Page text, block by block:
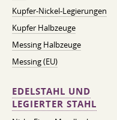
Kupfer-Nickel-Legierungen
Kupfer Halbzeuge
Messing Halbzeuge
Messing (EU)
EDELSTAHL UND
LEGIERTER STAHL